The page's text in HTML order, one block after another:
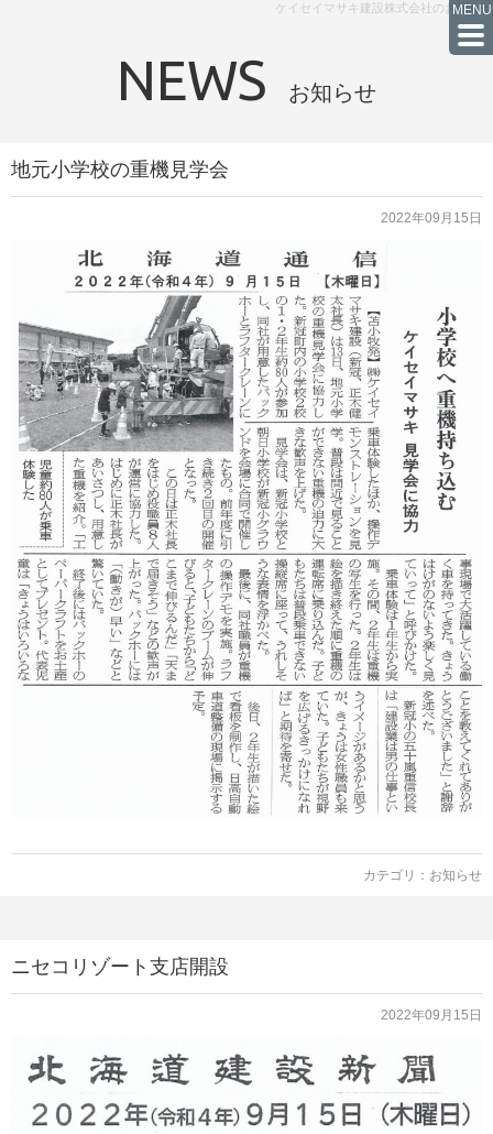
ケイセイマサキ建設株式会社のお知らせ
NEWS お知らせ
地元小学校の重機見学会
2022年09月15日
カテゴリ： お知らせ
ニセコリゾート支店開設
2022年09月15日